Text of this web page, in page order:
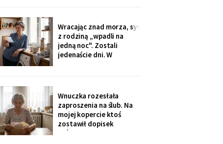
poleconego. Pani
notariusz spytała, czy na
pewno. Jestem pewna od
Wigilii, odkąd jem
świąteczną kolację w
Wracając znad morza, syn
z rodziną „wpadli na
jedną noc". Zostali
jedenaście dni. W
wrzuciłam nasze rzeczy,
odbierzemy wyprane w
środę. Buziaki".
Wnuczka rozesłała
zaproszenia na ślub. Na
mojej kopercie ktoś
zostawił dopisek
ołówkiem, chyba nie dla